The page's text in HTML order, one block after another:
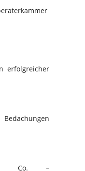
erfolgreicher
& Co. –